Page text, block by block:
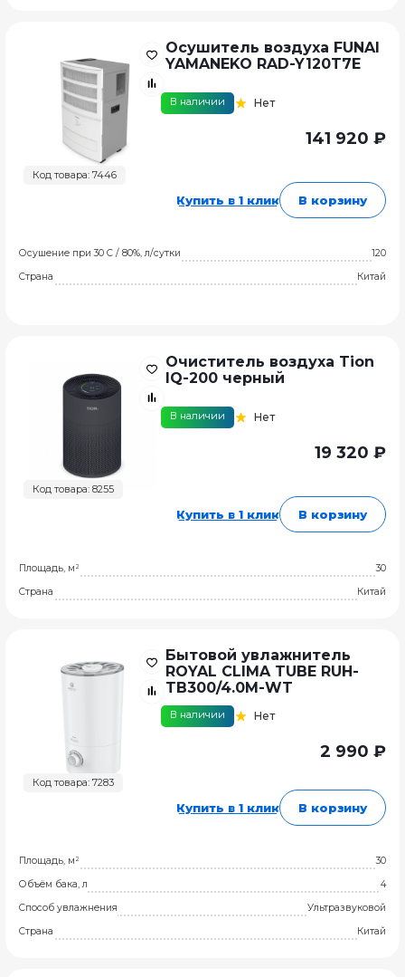
Код товара: 7446
Осушитель воздуха FUNAI
YAMANEKO RAD-Y120T7E
В наличии Нет
141 920 ₽
Купить в 1 клик В корзину
Осушение при 30 C / 80%, л/сутки
120
Страна
Китай
Код товара: 8255
Очиститель воздуха Tion
IQ-200 черный
В наличии Нет
19 320 ₽
Купить в 1 клик В корзину
Площадь, м²
30
Страна
Китай
Код товара: 7283
Бытовой увлажнитель
ROYAL CLIMA TUBE RUH-
TB300/4.0M-WT
В наличии Нет
2 990 ₽
Купить в 1 клик В корзину
Площадь, м²
30
Объём бака, л
4
Способ увлажнения
Ультразвуковой
Страна
Китай